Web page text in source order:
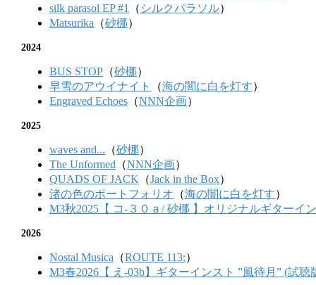
silk parasol EP #1
（ シルクパラソル）
Matsurika （砂梛）
2024
BUS STOP （砂梛）
早雪のアウイナイト
（海の闇に白を灯す）
Engraved Echoes （NNN企画）
2025
waves and... （砂梛）
The Unformed （NNN企画）
QUADS OF JACK （Jack in the Box）
渚の色のポートフォリオ （海の闇に白を灯す）
M3秋2025【 コ-３０ａ/ 砂梛 】オリジナルギターイ
2026
Nostal Musica （ROUTE 113:）
M3春2026【 え-03b】ギターインスト ”風待月” (試聴